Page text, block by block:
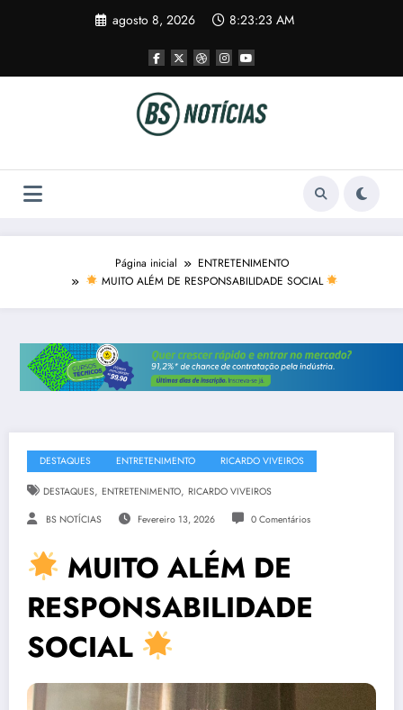
agosto 8, 2026 8:23:24 AM
Página inicial
ENTRETENIMENTO
MUITO ALÉM DE RESPONSABILIDADE SOCIAL
DESTAQUES ENTRETENIMENTO RICARDO VIVEIROS
DESTAQUES, ENTRETENIMENTO, RICARDO VIVEIROS
BS NOTÍCIAS Fevereiro 13, 2026 0 Comentários
MUITO ALÉM DE
RESPONSABILIDADE
SOCIAL